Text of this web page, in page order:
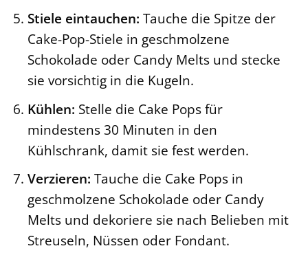
Stiele eintauchen: Tauche die Spitze der
Cake-Pop-Stiele in geschmolzene
Schokolade oder Candy Melts und stecke
sie vorsichtig in die Kugeln.
Kühlen: Stelle die Cake Pops für
mindestens 30 Minuten in den
Kühlschrank, damit sie fest werden.
Verzieren: Tauche die Cake Pops in
geschmolzene Schokolade oder Candy
Melts und dekoriere sie nach Belieben mit
Streuseln, Nüssen oder Fondant.